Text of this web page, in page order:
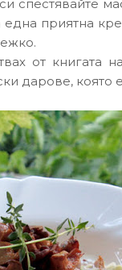
спестявайте
приятна
от книгата
дарове, която